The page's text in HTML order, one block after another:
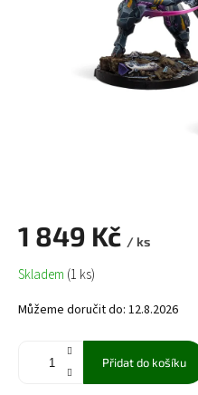
1 849 Kč / ks
Měrná
cena:
Skladem (1 ks)
Můžeme doručit do: 12.8.2026
Přidat do košíku